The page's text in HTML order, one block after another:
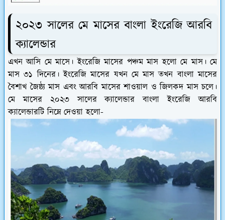
২০২৩ সালের মে মাসের বাংলা ইংরেজি আরবি
ক্যালেন্ডার
এখন আসি মে মাসে। ইংরেজি মাসের পঞ্চম মাস হলো মে মাস। মে
মাস ৩১ দিনের। ইংরেজি মাসের যখন মে মাস তখন বাংলা মাসের
বৈশাখ জৈষ্ঠ্য মাস এবং আরবি মাসের শাওয়াল ও জিলকদ মাস চলে।
মে মাসের ২০২৩ সালের ক্যালেন্ডার বাংলা ইংরেজি আরবি
ক্যালেন্ডারটি নিম্নে দেওয়া হলো-